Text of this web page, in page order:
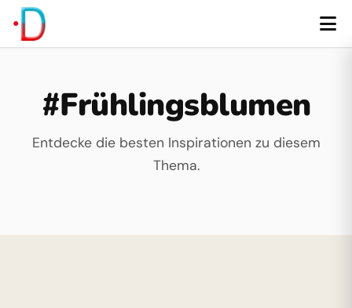
#Frühlingsblumen
Entdecke die besten Inspirationen zu diesem
Thema.